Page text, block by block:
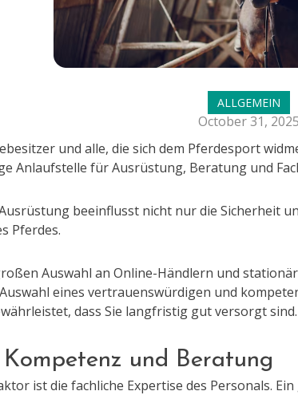
ALLGEMEIN
October 31, 2025
und alle, die sich dem Pferdesport
Anlaufstelle für Ausrüstung, Beratung und
beeinflusst nicht nur die Sicherheit
Pferdes.
Auswahl an Online-Händlern und
eines vertrauenswürdigen und
dass Sie langfristig gut versorgt sind.
Kompetenz und Beratung
ist die fachliche Expertise des Personals.